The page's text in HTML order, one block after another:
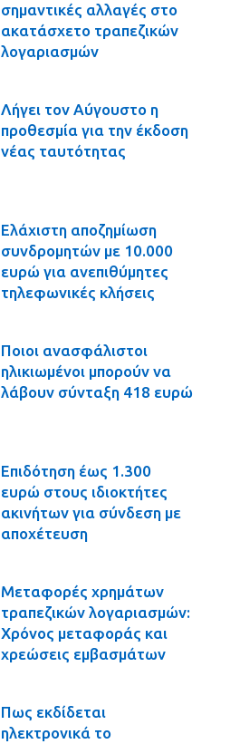
σημαντικές αλλαγές στο
ακατάσχετο τραπεζικών
λογαριασμών
Λήγει τον Αύγουστο η
προθεσμία για την έκδοση
νέας ταυτότητας
Ελάχιστη αποζημίωση
συνδρομητών με 10.000
ευρώ για ανεπιθύμητες
τηλεφωνικές κλήσεις
Ποιοι ανασφάλιστοι
ηλικιωμένοι μπορούν να
λάβουν σύνταξη 418 ευρώ
Επιδότηση έως 1.300
ευρώ στους ιδιοκτήτες
ακινήτων για σύνδεση με
αποχέτευση
Μεταφορές χρημάτων
τραπεζικών λογαριασμών:
Χρόνος μεταφοράς και
χρεώσεις εμβασμάτων
Πως εκδίδεται
ηλεκτρονικά το